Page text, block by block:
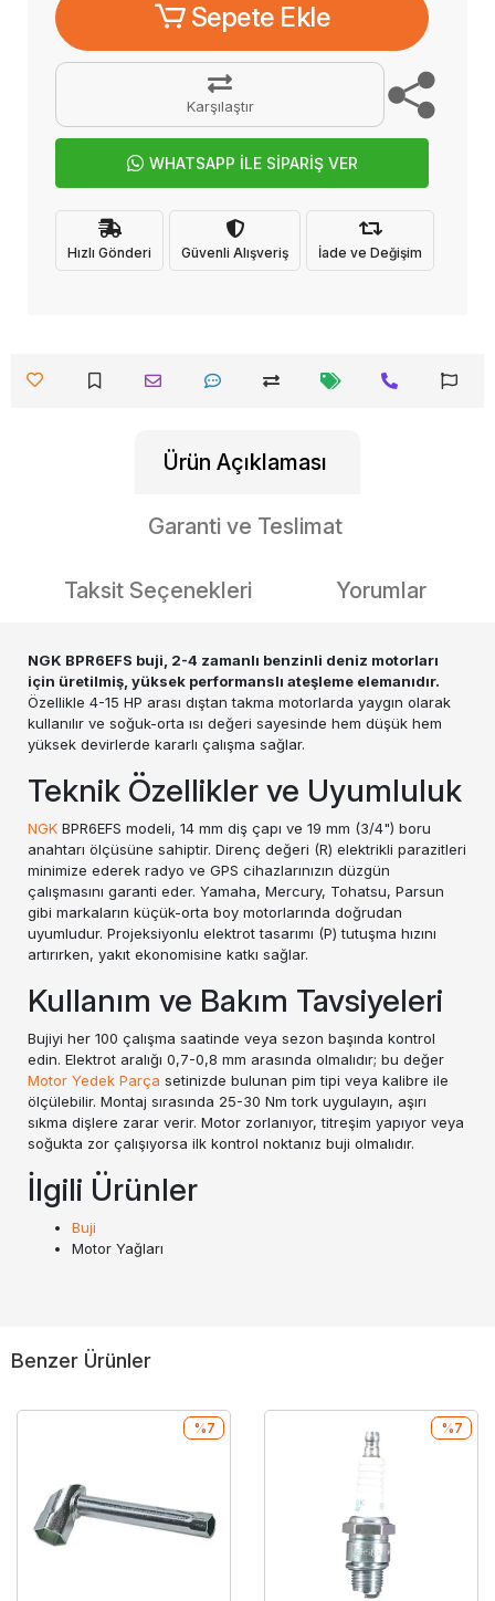
Sepete Ekle
Karşılaştır
WHATSAPP İLE SİPARİŞ VER
Hızlı Gönderi Güvenli Alışveriş İade ve Değişim
Ürün Açıklaması
Garanti ve Teslimat
Taksit Seçenekleri Yorumlar
NGK BPR6EFS buji, 2-4 zamanlı benzinli deniz motorları
için üretilmiş, yüksek performanslı ateşleme elemanıdır.
Özellikle 4-15 HP arası dıştan takma motorlarda yaygın olarak
kullanılır ve soğuk-orta ısı değeri sayesinde hem düşük hem
yüksek devirlerde kararlı çalışma sağlar.
Teknik Özellikler ve Uyumluluk
NGK BPR6EFS modeli, 14 mm diş çapı ve 19 mm (3/4") boru
anahtarı ölçüsüne sahiptir. Direnç değeri (R) elektrikli parazitleri
minimize ederek radyo ve GPS cihazlarınızın düzgün
çalışmasını garanti eder. Yamaha, Mercury, Tohatsu, Parsun
gibi markaların küçük-orta boy motorlarında doğrudan
uyumludur. Projeksiyonlu elektrot tasarımı (P) tutuşma hızını
artırırken, yakıt ekonomisine katkı sağlar.
Kullanım ve Bakım Tavsiyeleri
Bujiyi her 100 çalışma saatinde veya sezon başında kontrol
edin. Elektrot aralığı 0,7-0,8 mm arasında olmalıdır; bu değer
Motor Yedek Parça setinizde bulunan pim tipi veya kalibre ile
ölçülebilir. Montaj sırasında 25-30 Nm tork uygulayın, aşırı
sıkma dişlere zarar verir. Motor zorlanıyor, titreşim yapıyor veya
soğukta zor çalışıyorsa ilk kontrol noktanız buji olmalıdır.
İlgili Ürünler
Buji
Motor Yağları
Benzer Ürünler
%7 %7